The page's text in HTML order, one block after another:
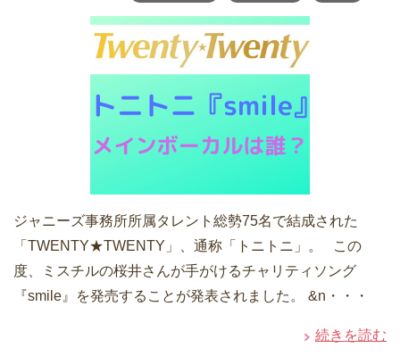
ジャニーズ事務所所属タレント総勢75名で結成された
「TWENTY★TWENTY」、通称「トニトニ」。 この
度、ミスチルの桜井さんが手がけるチャリティソング
『smile』を発売することが発表されました。 &n・・・
続きを読む